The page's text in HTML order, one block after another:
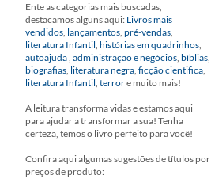
Ente as categorias mais buscadas,
destacamos alguns aqui: Livros mais
vendidos, lançamentos, pré-vendas,
literatura Infantil, histórias em quadrinhos,
autoajuda, administração e negócios, bíblias,
biografias, literatura negra, ficção cientifica,
literatura Infantil, terrore muito mais!
A leitura transforma vidas e estamos aqui
para ajudar a transformar a sua! Tenha
certeza, temos o livro perfeito para você!
Confira aqui algumas sugestões de títulos por
preços de produto: